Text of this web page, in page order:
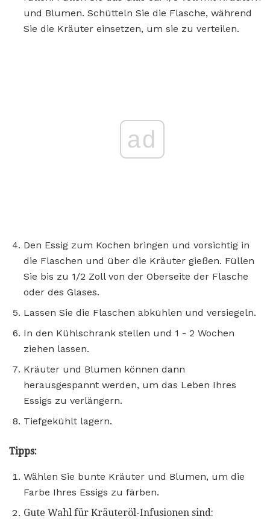
und Blumen. Schütteln Sie die Flasche, während
Sie die Kräuter einsetzen, um sie zu verteilen.
ad
Den Essig zum Kochen bringen und vorsichtig in
die Flaschen und über die Kräuter gießen. Füllen
Sie bis zu 1/2 Zoll von der Oberseite der Flasche
oder des Glases.
Lassen Sie die Flaschen abkühlen und versiegeln.
In den Kühlschrank stellen und 1 - 2 Wochen
ziehen lassen.
Kräuter und Blumen können dann
herausgespannt werden, um das Leben Ihres
Essigs zu verlängern.
Tiefgekühlt lagern.
Tipps:
Wählen Sie bunte Kräuter und Blumen, um die
Farbe Ihres Essigs zu färben.
Gute Wahl für Kräuteröl-Infusionen sind: